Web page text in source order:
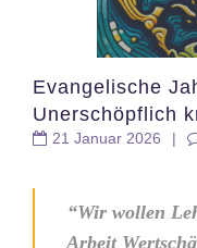
Evangelische
Unerschöpflich
gestalten
21 Januar 2026 |
“Wir wollen
Arbeit